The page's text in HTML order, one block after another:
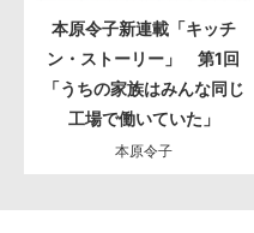
本原令子新連載「キッチ
ン・ストーリー」 第1回
「うちの家族はみんな同じ
工場で働いていた」
本原令子